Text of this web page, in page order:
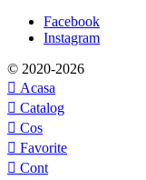
Facebook
Instagram
© 2020-2026
 Acasa
 Catalog
 Cos
 Favorite
 Cont